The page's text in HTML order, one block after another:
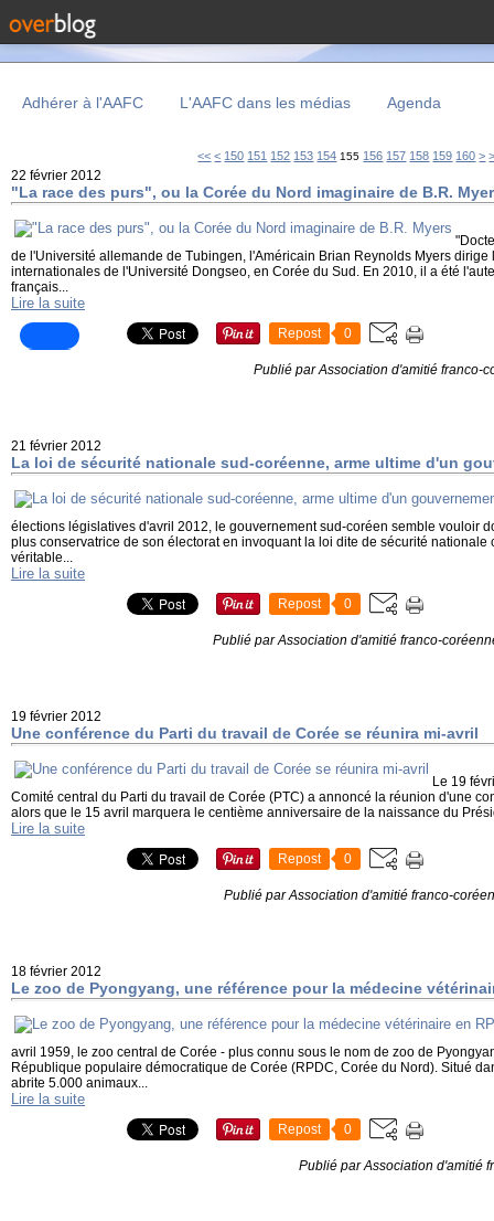
Adhérer à l'AAFC L'AAFC dans les médias Agenda
<< < 100
110
120
130
140
150 151 152 153 154 155 156 157 158 159 160 >
22 février 2012
"La race des purs", ou la Corée du Nord imaginaire de B.R.
de l'Université allemande de Tubingen, l'Américain Brian Reynolds Myers dirige
internationales de l'Université Dongseo, en Corée du Sud. En 2010, il a été
français...
Lire la suite
Repost 0
Publié par Association d'amitié franco-
21 février 2012
La loi de sécurité nationale sud-coréenne, arme ultime d'un
élections législatives d'avril 2012, le gouvernement sud-coréen semble vouloir
plus conservatrice de son électorat en invoquant la loi dite de sécurité nationale
véritable...
Lire la suite
Repost 0
Publié par Association d'amitié franco-
19 février 2012
Une conférence du Parti du travail de Corée se réunira mi-avril
Le 19
Comité central du Parti du travail de Corée (PTC) a annoncé la réunion d'une
alors que le 15 avril marquera le centième anniversaire de la naissance du
Lire la suite
Repost 0
Publié par Association d'amitié franco-
18 février 2012
Le zoo de Pyongyang, une référence pour la médecine
avril 1959, le zoo central de Corée - plus connu sous le nom de zoo de
République populaire démocratique de Corée (RPDC, Corée du Nord). Situé
abrite 5.000 animaux...
Lire la suite
Repost 0
Publié par Association d'amitié